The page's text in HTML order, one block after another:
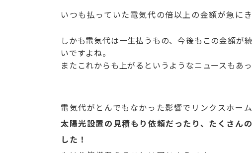
いつも払っていた電気代の倍以上の金額が急に
しかも電気代は一生払うもの、今後もこの金額が
いですよね。
またこれからも上がるというようなニュースもあ
電気代がとんでもなかった影響でリンクスホー
太陽光設置の見積もり依頼だったり、たくさん
した！